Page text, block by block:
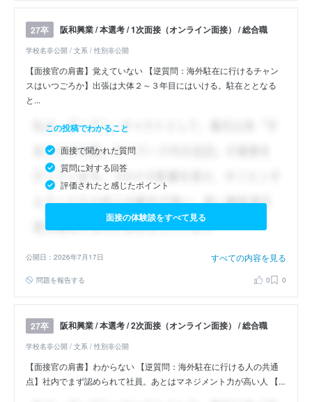
27卒 阪和興業 / 本選考 / 1次面接（オンライン面接） / 総合職
学校名非公開 / 文系 / 性別非公開
【面接官の肩書】覚えていない 【逆質問：海外駐在に行けるチャン
スはいつごろか】出張は大体２～３年目にはいける。駐在ととなる
と...
この投稿でわかること
面接で聞かれた質問
質問に対する回答
評価されたと感じたポイント
面接の体験談をすべて見る
公開日：2026年7月17日 すべての内容を見る
問題を報告する 0 0
27卒 阪和興業 / 本選考 / 2次面接（オンライン面接） / 総合職
学校名非公開 / 文系 / 性別非公開
【面接官の肩書】わからない 【逆質問：海外駐在に行ける人の共通
点】社内でまず認められて社員。あとはマネジメント力が高い人 【...